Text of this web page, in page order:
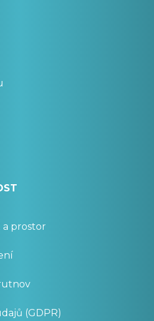
a prostor
(GDPR)